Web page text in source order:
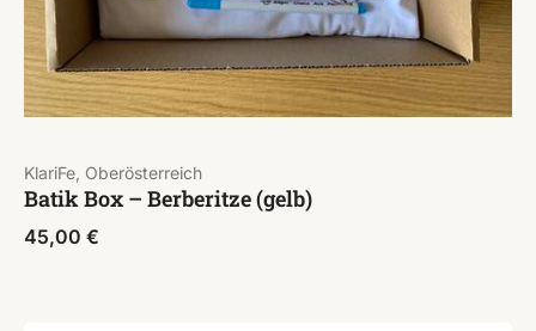
KlariFe, Oberösterreich
Batik Box – Berberitze (gelb)
45,00 €